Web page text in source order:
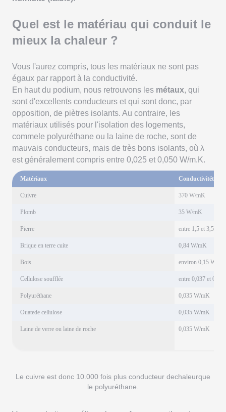
Quel est le matériau qui conduit le
mieux la chaleur ?
Vous l'aurez compris, tous les matériaux ne sont pas
égaux par rapport à la conductivité.
En haut du podium, nous retrouvons les métaux, qui
sont d'excellents conducteurs et qui sont donc, par
opposition, de piètres isolants. Au contraire, les
matériaux utilisés pour l'isolation des logements,
commele polyuréthane ou la laine de roche, sont de
mauvais conducteurs, mais de très bons isolants, où λ
est généralement compris entre 0,025 et 0,050 W/m.K.
Matériaux
Cuivre 370 W/mK
Plomb 35 W/mK
Pierre entre 1,5 et 3,5 W/
Brique en terre cuite 0,84 W/mK
Bois environ 0,15 W/mK
Cellulose soufflée entre 0,037 et
Polyuréthane 0,035 W/mK
Ouatede cellulose 0,035 W/mK
Laine de verre ou laine de roche 0,035 W/mK
Le cuivre est donc 10.000 fois plus conducteur dechaleurque
le polyuréthane.